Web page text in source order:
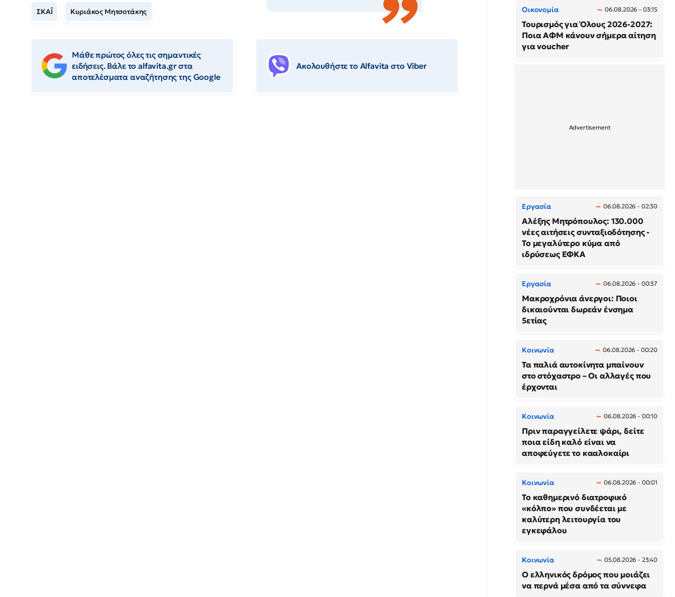
ΣΚΑΪ Κυριάκος Μητσοτάκης
Μάθε πρώτος όλες τις σημαντικές
ειδήσεις. Βάλε το alfavita.gr στα
αποτελέσματα αναζήτησης της Google
Ακολουθήστε το Αlfavita στο Viber
Οικονομία 06.08.2026 - 03:15
Τουρισμός για Όλους 2026-2027:
Ποια ΑΦΜ κάνουν σήμερα αίτηση
για voucher
Εργασία 06.08.2026 - 02:30
Αλέξης Μητρόπουλος: 130.000
νέες αιτήσεις συνταξιοδότησης -
Το μεγαλύτερο κύμα από
ιδρύσεως ΕΦΚΑ
Εργασία 06.08.2026 - 00:37
Μακροχρόνια άνεργοι: Ποιοι
δικαιούνται δωρεάν ένσημα
5ετίας
Κοινωνία 06.08.2026 - 00:20
Τα παλιά αυτοκίνητα μπαίνουν
στο στόχαστρο – Οι αλλαγές που
έρχονται
Κοινωνία 06.08.2026 - 00:10
Πριν παραγγείλετε ψάρι, δείτε
ποια είδη καλό είναι να
αποφεύγετε το κααλοκαίρι
Κοινωνία 06.08.2026 - 00:01
Το καθημερινό διατροφικό
«κόλπο» που συνδέεται με
καλύτερη λειτουργία του
εγκεφάλου
Κοινωνία 05.08.2026 - 23:40
Ο ελληνικός δρόμος που μοιάζει
να περνά μέσα από τα σύννεφα